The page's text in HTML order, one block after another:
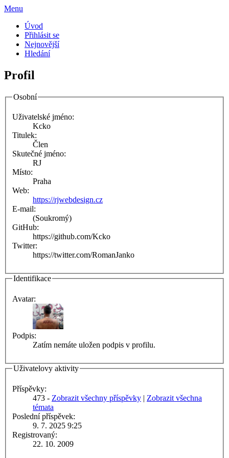
Menu
Úvod
Přihlásit se
Nejnovější
Hledání
Profil
Osobní
Uživatelské jméno:
Kcko
Titulek:
Člen
Skutečné jméno:
RJ
Místo:
Praha
Web:
https://rjwebdesign.cz
E-mail:
(Soukromý)
GitHub:
https://github.com/Kcko
Twitter:
https://twitter.com/RomanJanko
Identifikace
Avatar:
Podpis:
Zatím nemáte uložen podpis v profilu.
Uživatelovy aktivity
Příspěvky:
473 - Zobrazit všechny příspěvky | Zobrazit všechna
témata
Poslední příspěvek:
9. 7. 2025 9:25
Registrovaný:
22. 10. 2009